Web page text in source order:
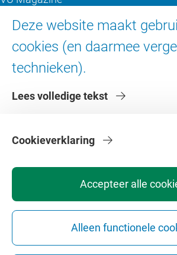
Deze website maakt
cookies (en daarmee
technieken).
Lees volledige tekst
Accepteer alle
Alleen functionele
Cookieverklaring
Over de VU
Contact en route
Faculteiten